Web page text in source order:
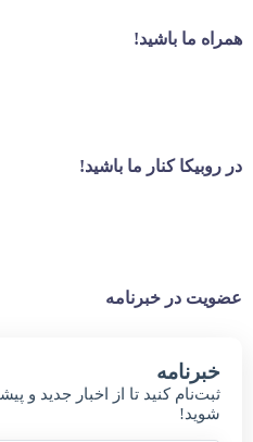
همراه ما باشید!
در روبیکا کنار ما باشید!
عضویت در خبرنامه
خبر‌نامه
ثبت‌نام کنید تا از اخبار جدید و
شوید!